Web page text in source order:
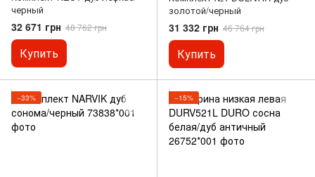
черный
32 671 грн 48 762 грн
Купить
золотой/черный
31 332 грн 46 764 грн
Купить
−33% −15%